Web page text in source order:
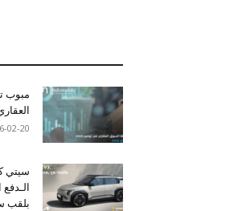
مبوب
02-20
سيتي
بلقب